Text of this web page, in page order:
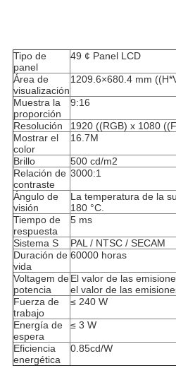
Tipo de
panel
49 ¢ Panel LCD
Área de
visualización
1209.6×680.4 mm
Muestra la
proporción
9:16
Resolución
1920 ((RGB) x 1080
Mostrar el
color
16.7M
Brillo
500 cd/m2
Relación de
contraste
3000:1
Ángulo de
visión
La temperatura de la
180 °C.
Tiempo de
respuesta
5 ms
Sistema S
PAL / NTSC / SECAM
Duración de
vida
60000 horas
Voltagem de
potencia
El valor de las
el valor de las
Fuerza de
trabajo
≤ 240 W
Energía de
espera
≤ 3 W
Eficiencia
energética
0.85cd/W